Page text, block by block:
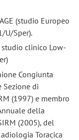
(studio Europeo
U/Sper).
clinico Low-
Congiunta
Sezione di
(1997) e membro
della
(2005), del
Toracica